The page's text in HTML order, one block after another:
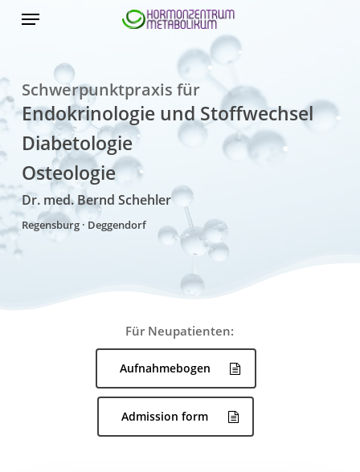
Menu
Schwerpunktpraxis für
Endokrinologie und Stoffwechsel
Diabetologie
Osteologie
Dr. med. Bernd Schehler
Regensburg · Deggendorf
Für Neupatienten:
Aufnahmebogen
Admission form